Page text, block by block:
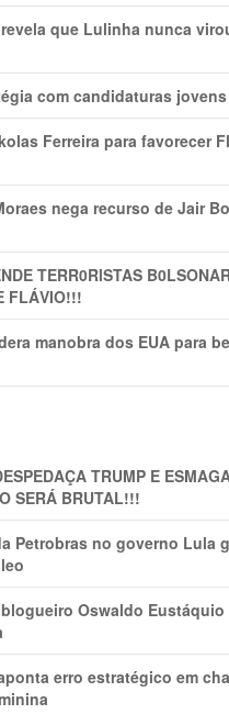
que Lulinha nunca
com candidaturas
Ferreira para favorecer
nega recurso de Jair
TERR0RlSTAS
FLÁVIO!!!
manobra dos EUA para
TRUMP E
SERÁ BRUTAL!!!
Petrobras no governo Lula
Oswaldo
erro estratégico em